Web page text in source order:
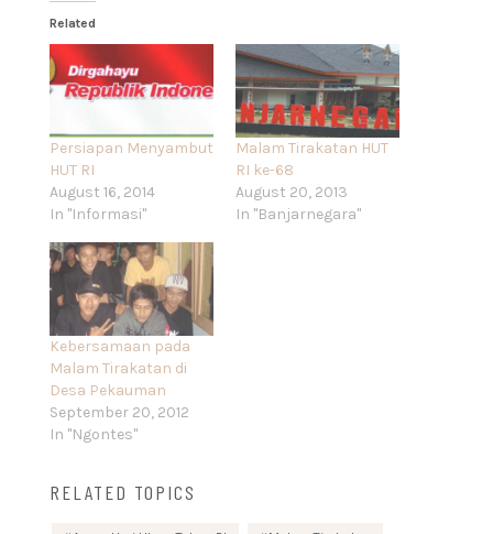
Related
Persiapan Menyambut
HUT RI
August 16, 2014
In "Informasi"
Malam Tirakatan HUT
RI ke-68
August 20, 2013
In "Banjarnegara"
Kebersamaan pada
Malam Tirakatan di
Desa Pekauman
September 20, 2012
In "Ngontes"
RELATED TOPICS